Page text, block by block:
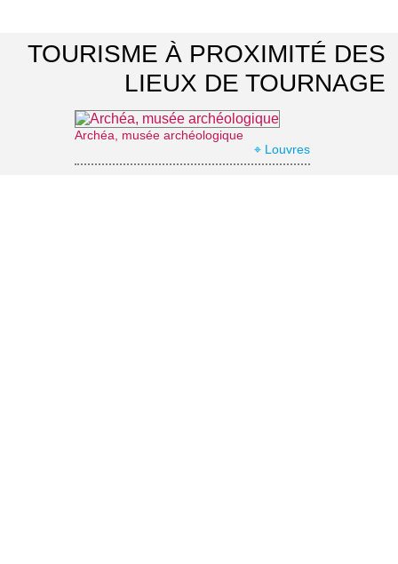
TOURISME À PROXIMITÉ DES
LIEUX DE TOURNAGE
Archéa, musée archéologique
⌖ Louvres